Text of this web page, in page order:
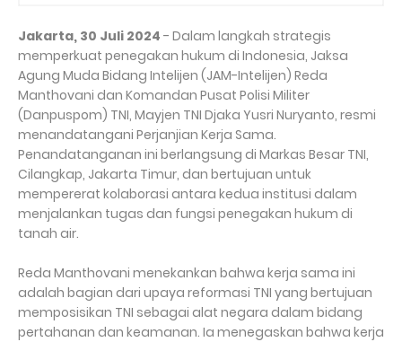
Jakarta, 30 Juli 2024 - Dalam langkah strategis
memperkuat penegakan hukum di Indonesia, Jaksa
Agung Muda Bidang Intelijen (JAM-Intelijen) Reda
Manthovani dan Komandan Pusat Polisi Militer
(Danpuspom) TNI, Mayjen TNI Djaka Yusri Nuryanto, resmi
menandatangani Perjanjian Kerja Sama.
Penandatanganan ini berlangsung di Markas Besar TNI,
Cilangkap, Jakarta Timur, dan bertujuan untuk
mempererat kolaborasi antara kedua institusi dalam
menjalankan tugas dan fungsi penegakan hukum di
tanah air.
Reda Manthovani menekankan bahwa kerja sama ini
adalah bagian dari upaya reformasi TNI yang bertujuan
memposisikan TNI sebagai alat negara dalam bidang
pertahanan dan keamanan. Ia menegaskan bahwa kerja